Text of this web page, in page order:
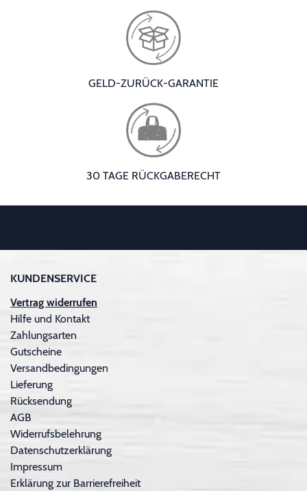
GELD-ZURÜCK-GARANTIE
30 TAGE RÜCKGABERECHT
KUNDENSERVICE
Vertrag widerrufen
Hilfe und Kontakt
Zahlungsarten
Gutscheine
Versandbedingungen
Lieferung
Rücksendung
AGB
Widerrufsbelehrung
Datenschutzerklärung
Impressum
Erklärung zur Barrierefreiheit